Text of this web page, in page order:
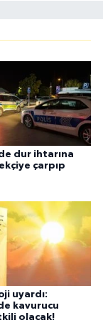
dur ihtarına
çarpıp
uyardı:
kavurucu
olacak!